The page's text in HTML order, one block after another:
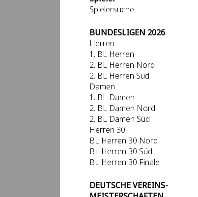
Spielersuche
BUNDESLIGEN 2026
Herren
1. BL Herren
2. BL Herren Nord
2. BL Herren Süd
Damen
1. BL Damen
2. BL Damen Nord
2. BL Damen Süd
Herren 30
BL Herren 30 Nord
BL Herren 30 Süd
BL Herren 30 Finale
DEUTSCHE VEREINS-